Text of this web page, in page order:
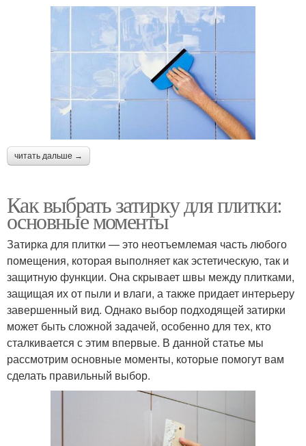
читать дальше →
Как выбрать затирку для плитки:
основные моменты
Затирка для плитки — это неотъемлемая часть любого
помещения, которая выполняет как эстетическую, так и
защитную функции. Она скрывает швы между плитками,
защищая их от пыли и влаги, а также придает интерьеру
завершенный вид. Однако выбор подходящей затирки
может быть сложной задачей, особенно для тех, кто
сталкивается с этим впервые. В данной статье мы
рассмотрим основные моменты, которые помогут вам
сделать правильный выбор.